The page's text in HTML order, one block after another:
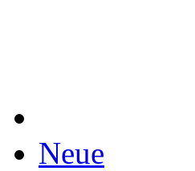
Neue